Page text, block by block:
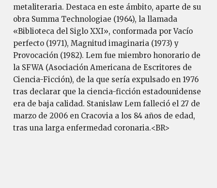
metaliteraria. Destaca en este ámbito, aparte de su
obra Summa Technologiae (1964), la llamada
«Biblioteca del Siglo XXI», conformada por Vacío
perfecto (1971), Magnitud imaginaria (1973) y
Provocación (1982). Lem fue miembro honorario de
la SFWA (Asociación Americana de Escritores de
Ciencia-Ficción), de la que sería expulsado en 1976
tras declarar que la ciencia-ficción estadounidense
era de baja calidad. Stanislaw Lem falleció el 27 de
marzo de 2006 en Cracovia a los 84 años de edad,
tras una larga enfermedad coronaria.<BR>